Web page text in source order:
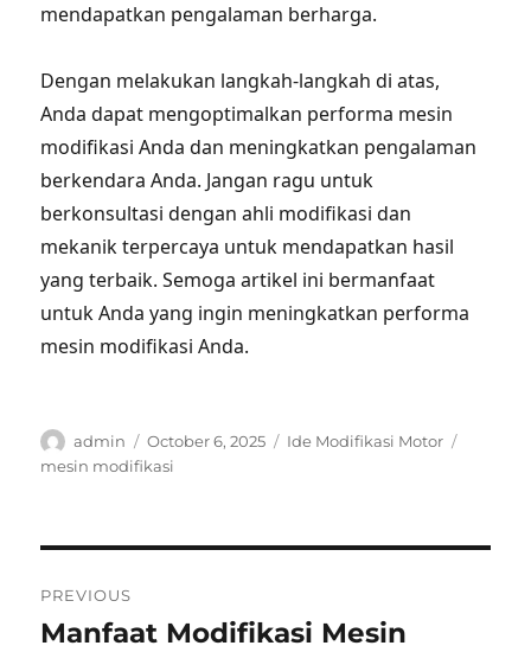
mendapatkan pengalaman berharga.
Dengan melakukan langkah-langkah di atas,
Anda dapat mengoptimalkan performa mesin
modifikasi Anda dan meningkatkan pengalaman
berkendara Anda. Jangan ragu untuk
berkonsultasi dengan ahli modifikasi dan
mekanik terpercaya untuk mendapatkan hasil
yang terbaik. Semoga artikel ini bermanfaat
untuk Anda yang ingin meningkatkan performa
mesin modifikasi Anda.
Author
admin
Posted
on
October 6, 2025 Categories
Ide Modifikasi Motor
mesin modifikasi
navigation
PREVIOUS
Previous
Manfaat Modifikasi Mesin